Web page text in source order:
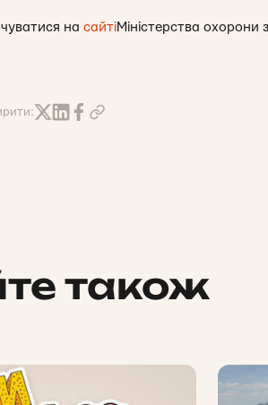
на сайтіМіністерства охорони
також